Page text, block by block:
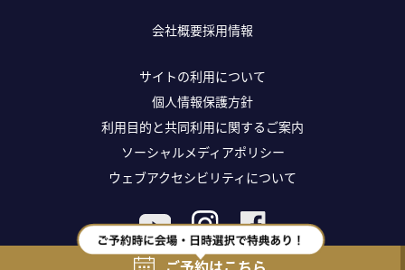
会社概要採用情報
サイトの利用について
個人情報保護方針
利用目的と共同利用に関するご案内
ソーシャルメディアポリシー
ウェブアクセシビリティについて
Copyright ©TOKYO SEKISUIHEIM Co., Ltd. All rights reserved.